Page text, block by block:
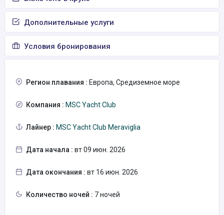
Дополнительные услуги
Условия бронирования
Регион плавания : Европа, Средиземное море
Компания : MSC Yacht Club
Лайнер : MSC Yacht Club Meraviglia
Дата начала : вт 09 июн. 2026
Дата окончания : вт 16 июн. 2026
Количество ночей : 7 ночей